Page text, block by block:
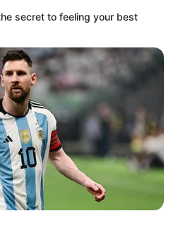
secret to feeling your best